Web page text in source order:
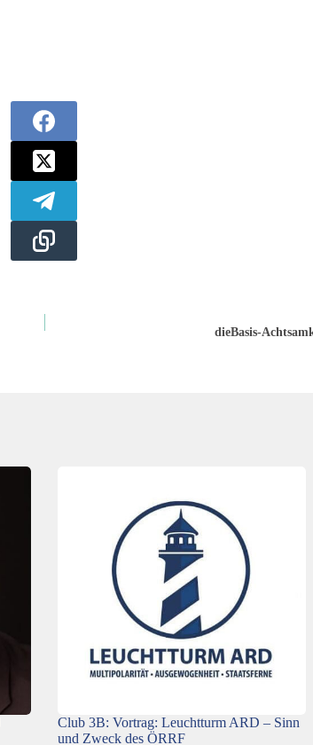
dieBasis-
Club 3B: Vortrag: Leuchtturm ARD – Sinn
und Zweck des ÖRRF